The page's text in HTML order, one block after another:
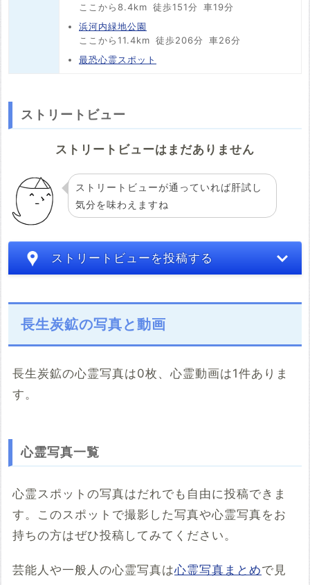
ここから8.4km 徒歩151分
車19分
浜河内緑地公園
ここから11.4km 徒歩206分
車26分
最恐心霊スポット
ストリートビュー
ストリートビューはまだありません
ストリートビューが通っていれば肝試し
気分を味わえますね
ストリートビューを投稿する
※「共有HTML」はパソコンでしか取得できないようです
例：<iframe src="https://www.google.com/maps/embed?
pb=******" width="600" height="450" frameborder="0"
コメント
長生炭鉱の写真と動画
長生炭鉱の心霊写真は0枚、心霊動画は1件ありま
す。
心霊写真一覧
心霊スポットの写真はだれでも自由に投稿できま
す。このスポットで撮影した写真や心霊写真をお
持ちの方はぜひ投稿してみてください。
芸能人や一般人の心霊写真は心霊写真まとめで見